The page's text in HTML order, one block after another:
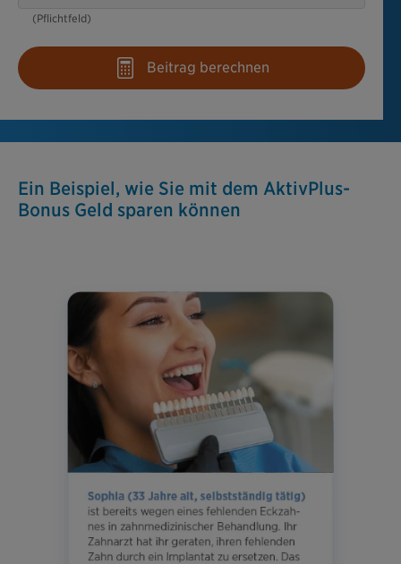
(Pflichtfeld)
Beitrag berechnen
Ein Beispiel, wie Sie mit dem AktivPlus-
Bonus Geld sparen können